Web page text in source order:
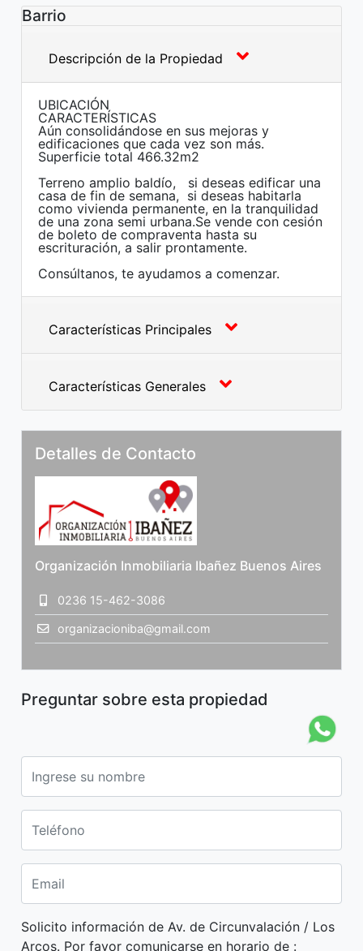
Barrio
Descripción de la Propiedad
UBICACIÓN
CARACTERÍSTICAS
Aún consolidándose en sus mejoras y
edificaciones que cada vez son más.
Superficie total 466.32m2
Terreno amplio baldío, si deseas edificar una
casa de fin de semana, si deseas habitarla
como vivienda permanente, en la tranquilidad
de una zona semi urbana.Se vende con cesión
de boleto de compraventa hasta su
escrituración, a salir prontamente.
Consúltanos, te ayudamos a comenzar.
Características Principales
Características Generales
Detalles de Contacto
Organización Inmobiliaria Ibañez Buenos Aires
0236 15-462-3086
organizacioniba@gmail.com
Preguntar sobre esta propiedad
Solicito información de Av. de Circunvalación / Los
Arcos. Por favor comunicarse en horario de :